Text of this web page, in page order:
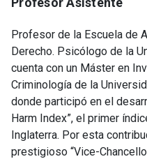
Profesor de la Escuela de
Derecho. Psicólogo de la
cuenta con un Máster en
Criminología de la
donde participó en el
Harm Index”, el primer
Inglaterra. Por esta
prestigioso “Vice-